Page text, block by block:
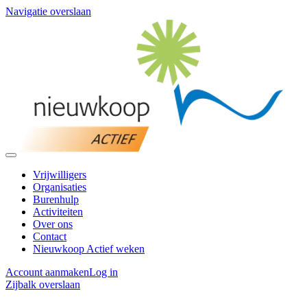
Navigatie overslaan
Vrijwilligers
Organisaties
Burenhulp
Activiteiten
Over ons
Contact
Nieuwkoop Actief weken
Account aanmakenLog in
Zijbalk overslaan